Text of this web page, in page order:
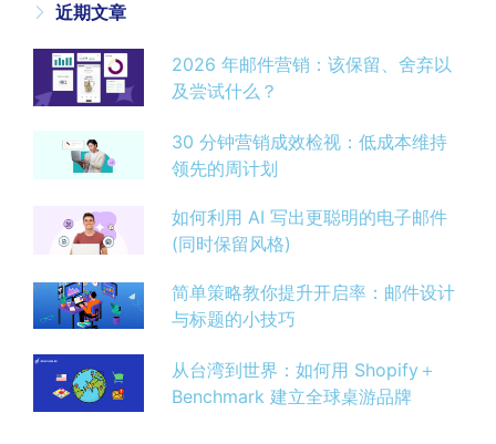
近期文章
2026 年邮件营销：该保留、舍弃以
及尝试什么？
30 分钟营销成效检视：低成本维持
领先的周计划
如何利用 AI 写出更聪明的电子邮件
(同时保留风格)
简单策略教你提升开启率：邮件设计
与标题的小技巧
从台湾到世界：如何用 Shopify＋
Benchmark 建立全球桌游品牌